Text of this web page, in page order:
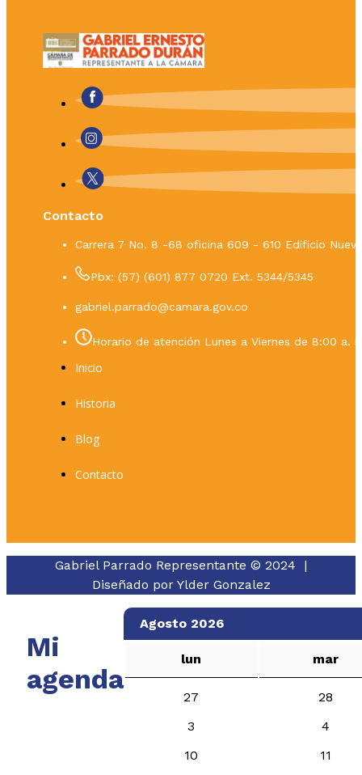
Contacto
Carrera 7 No. 8 -68 oficina 609 - 610 Edificio
Pbx: (57) (601) 877 0720 Ext. 5344/5345
gabriel.parrado@camara.gov.co
Horario de atención Lunes a Viernes de 8:00 a.
Inicio
Historia
Blog
Contacto
Gabriel Parrado Representante © 2024 |
Diseñado por Ylder Gonzalez
Mi
agenda
Agosto 2026
lun mar
27
28
3
4
10
11